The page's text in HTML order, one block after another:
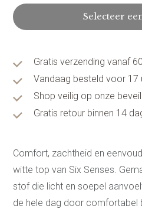
Selecteer
Gratis verzending vanaf
Vandaag besteld voor 17
Shop veilig op onze
Gratis retour binnen 14
Comfort, zachtheid en
witte top van Six Senses.
stof die licht en soepel
de hele dag door comfortabel